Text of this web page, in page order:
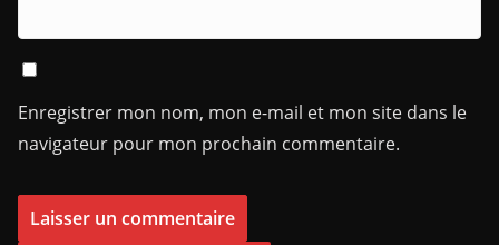
Enregistrer mon nom, mon e-mail et mon site dans le
navigateur pour mon prochain commentaire.